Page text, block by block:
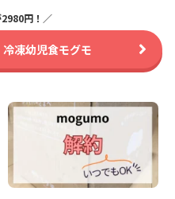
円！／
冷凍幼児食モグモ